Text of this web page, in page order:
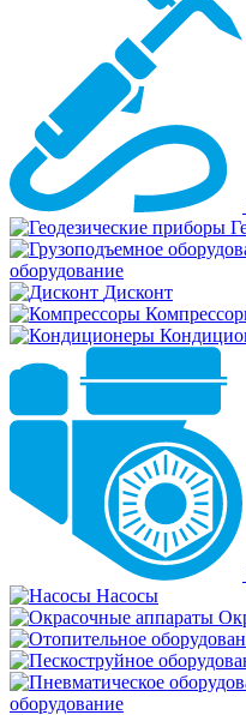
оборудование
Дисконт
Насосы
оборудование